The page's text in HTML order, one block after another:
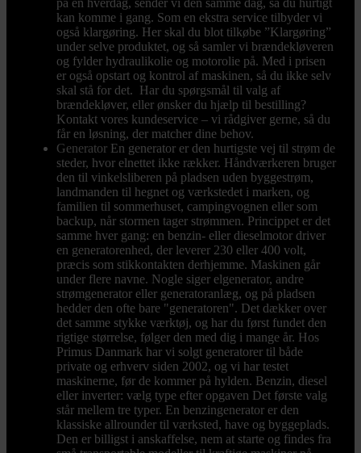
på en hverdag, sender vi den samme dag, så du hurtigt
kan komme i gang. Som en ekstra service tilbyder vi
også klargøring. Her skal du blot tilkøbe ”Klargøring”
under selve produktet, og så samler vi brændekløveren
og fylder hydraulikolie og motorolie på. Med i prisen
er også opstart og kontrol af maskinen, så du ikke selv
skal stå for det. Har du spørgsmål til valg af
brændekløver, eller ønsker du hjælp til bestilling?
Kontakt vores kundeservice – vi rådgiver gerne, så du
får en løsning, der matcher dine behov.
Generator En generator er den hurtigste vej til strøm de
steder, hvor elnettet ikke rækker. Håndværkeren bruger
den til vinkelsliberen på pladsen uden byggestrøm,
landmanden til hegnet og værkstedet i marken, og
familien til sommerhuset, campingvognen eller som
backup, når stormen tager strømmen. Princippet er det
samme hver gang: en benzin- eller dieselmotor driver
en generatorenhed, der leverer 230 eller 400 volt,
præcis som stikkontakten derhjemme. Maskinen går
under flere navne. Nogle siger elgenerator, andre
strømgenerator eller generatoranlæg, og på pladsen
hedder den ofte bare "generatoren". Det dækker over
det samme stykke værktøj, og har du først fundet den
rigtige størrelse, følger den med dig i mange år. Hos
Primus Danmark har vi solgt generatorer til både
private og erhverv siden 2002, og vi har testet
maskinerne, før de kommer på hylden. Benzin, diesel
eller inverter: vælg type efter opgaven Det første valg
står mellem tre typer. En benzingenerator er den
klassiske allrounder til værksted, have og byggeplads.
Den er billigst i anskaffelse, nem at starte og findes fra